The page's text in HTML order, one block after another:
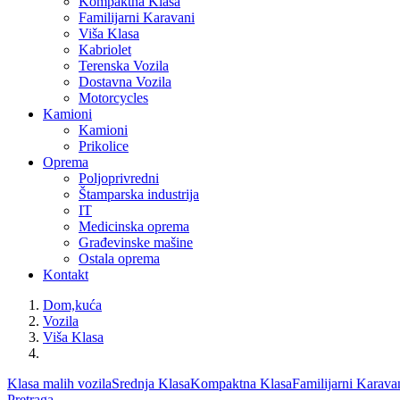
Familijarni Karavani
Viša Klasa
Kabriolet
Terenska Vozila
Dostavna Vozila
Motorcycles
Kamioni
Kamioni
Prikolice
Oprema
Poljoprivredni
Štamparska industrija
IT
Medicinska oprema
Građevinske mašine
Ostala oprema
Kontakt
Dom,kuća
Vozila
Viša Klasa
Klasa malih vozilaSrednja KlasaKompaktna KlasaFamilijarni